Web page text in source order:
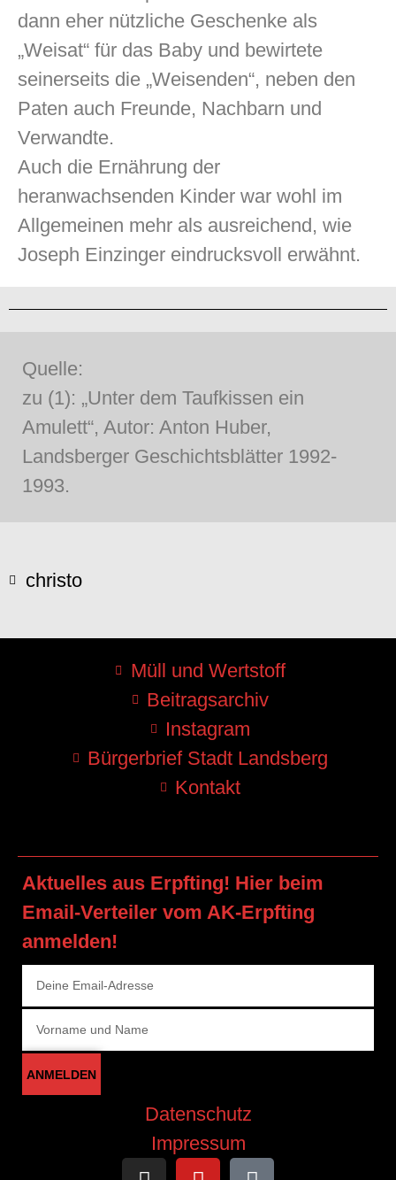
dann eher nützliche Geschenke als
„Weisat“ für das Baby und bewirtete
seinerseits die „Weisenden“, neben den
Paten auch Freunde, Nachbarn und
Verwandte.
Auch die Ernährung der
heranwachsenden Kinder war wohl im
Allgemeinen mehr als ausreichend, wie
Joseph Einzinger eindrucksvoll erwähnt.
Quelle:
zu (1): „Unter dem Taufkissen ein
Amulett“, Autor: Anton Huber,
Landsberger Geschichtsblätter 1992-
1993.
christo
Müll und Wertstoff
Beitragsarchiv
Instagram
Bürgerbrief Stadt Landsberg
Kontakt
Aktuelles aus Erpfting! Hier beim
Email-Verteiler vom AK-Erpfting
anmelden!
ANMELDEN
Datenschutz
Impressum